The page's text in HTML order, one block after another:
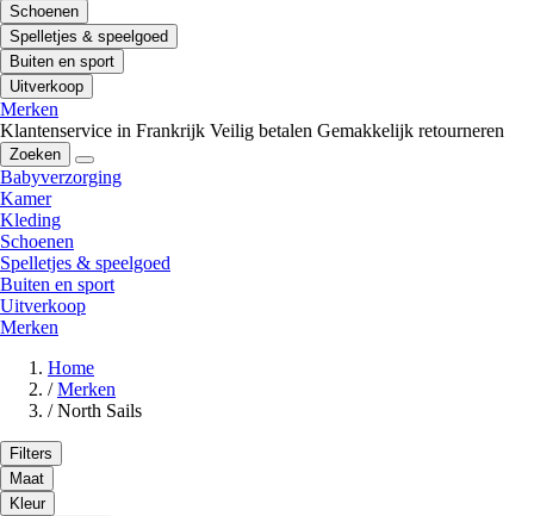
Schoenen
Spelletjes & speelgoed
Buiten en sport
Uitverkoop
Merken
Klantenservice in Frankrijk Veilig betalen Gemakkelijk retourneren
Zoeken
Babyverzorging
Kamer
Kleding
Schoenen
Spelletjes & speelgoed
Buiten en sport
Uitverkoop
Merken
Home
/ Merken
/ North Sails
Filters
Maat
Kleur